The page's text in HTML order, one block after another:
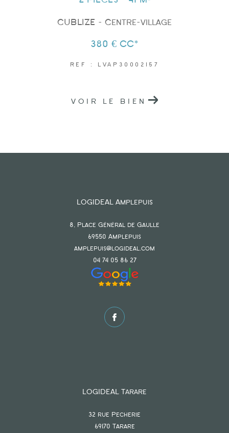
CUBLIZE - Centre-village
380 € CC*
REF : LVAP30002157
VOIR LE BIEN
LOGIDEAL Amplepuis
8, Place Général de Gaulle
69550 amplepuis
amplepuis@logideal.com
04 74 05 86 27
LOGIDEAL Tarare
32 rue Pecherie
69170 tarare